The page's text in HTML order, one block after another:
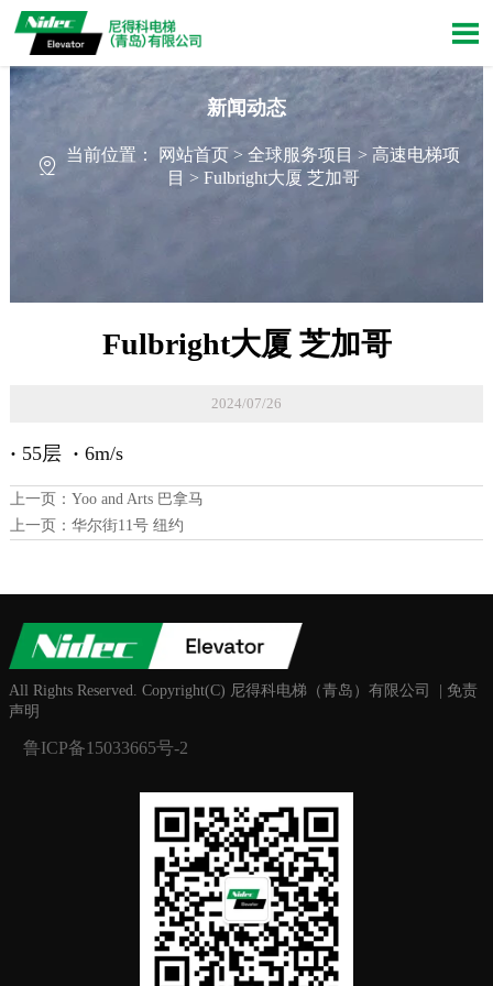

新闻动态

当前位置： 网站首页 > 全球服务项目 > 高速电梯项
目 > Fulbright大厦 芝加哥
Fulbright大厦 芝加哥
2024/07/26
· 55层 · 6m/s
上一页： Yoo and Arts 巴拿马
上一页： 华尔街11号 纽约
All Rights Reserved. Copyright(C) 尼得科电梯（青岛）有限公司 | 免责
声明
鲁ICP备15033665号-2